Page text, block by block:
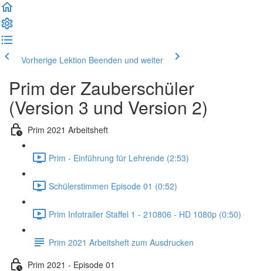
Vorherige Lektion Beenden und weiter
Prim der Zauberschüler
(Version 3 und Version 2)
Prim 2021 Arbeitsheft
Prim - Einführung für Lehrende (2:53)
Schülerstimmen Episode 01 (0:52)
Prim Infotrailer Staffel 1 - 210806 - HD 1080p (0:50)
Prim 2021 Arbeitsheft zum Ausdrucken
Prim 2021 - Episode 01